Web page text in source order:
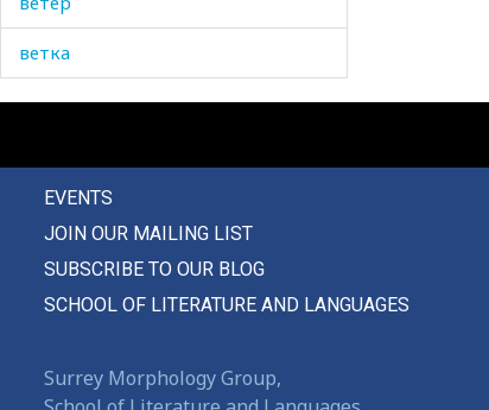
ветка
ветреный
вечером
вечный
вещи
EVENTS
JOIN OUR MAILING LIST
SUBSCRIBE TO OUR BLOG
SCHOOL OF LITERATURE AND LANGUAGES
Surrey Morphology Group,